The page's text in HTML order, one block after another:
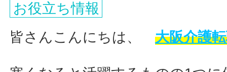
お役立ち情報
皆さんこんにちは、大阪介護